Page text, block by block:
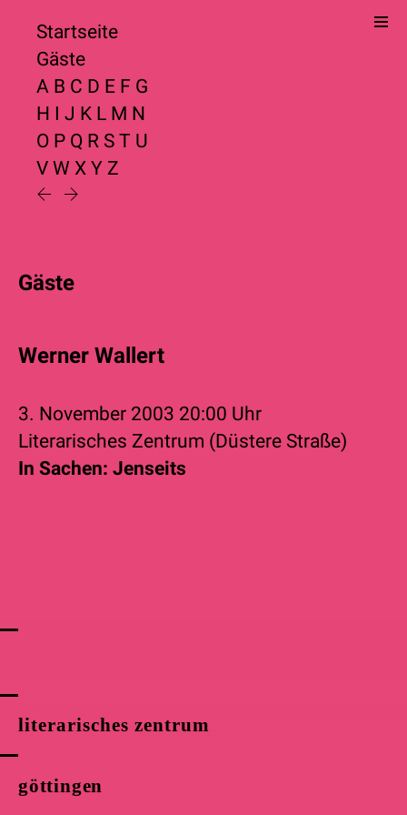
literarisches zentrum
göttingen
Startseite
Gäste
A B C D E F G
H I J K L M N
O P Q R S T U
V W X Y Z
Gäste
Werner Wallert
3. November 2003 20:00 Uhr
Literarisches Zentrum (Düstere Straße)
In Sachen: Jenseits